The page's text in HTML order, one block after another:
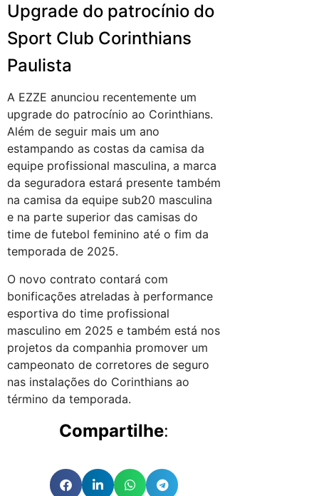
Upgrade do patrocínio do
Sport Club Corinthians
Paulista
A EZZE anunciou recentemente um
upgrade do patrocínio ao Corinthians.
Além de seguir mais um ano
estampando as costas da camisa da
equipe profissional masculina, a marca
da seguradora estará presente também
na camisa da equipe sub20 masculina
e na parte superior das camisas do
time de futebol feminino até o fim da
temporada de 2025.
O novo contrato contará com
bonificações atreladas à performance
esportiva do time profissional
masculino em 2025 e também está nos
projetos da companhia promover um
campeonato de corretores de seguro
nas instalações do Corinthians ao
término da temporada.
Compartilhe: